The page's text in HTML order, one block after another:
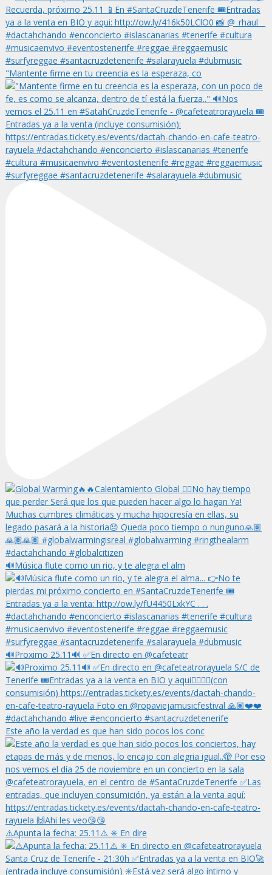
"Mantente firme en tu creencia es la esperaza, co
🔊Música flute como un rio, y te alegra el alm
🔊Proximo 25.11🔊 ✅En directo en @cafeteatr
Este año la verdad es que han sido pocos los conc
⚠️Apunta la fecha: 25.11⚠️ ✳️ En dire